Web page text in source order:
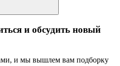
и обсудить новый
и мы вышлем вам подборку